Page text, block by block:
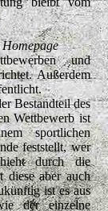
Homepage
und
Außerdem
Bestandteil des
Wettbewerb ist
sportlichen
feststellt, wer
durch die
diese aber auch
ist es aus
der einzelne